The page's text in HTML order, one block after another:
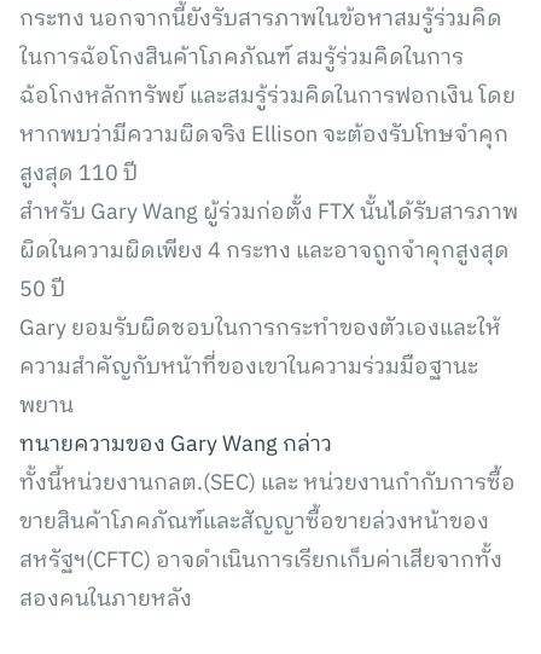
กระทง นอกจากนี้ยังรับสารภาพในข้อหาสมรู้ร่วมคิด
ในการฉ้อโกงสินค้าโภคภัณฑ์ สมรู้ร่วมคิดในการ
ฉ้อโกงหลักทรัพย์ และสมรู้ร่วมคิดในการฟอกเงิน โดย
หากพบว่ามีความผิดจริง Ellison จะต้องรับโทษจำคุก
สูงสุด 110 ปี
สำหรับ Gary Wang ผู้ร่วมก่อตั้ง FTX นั้นได้รับสารภาพ
ผิดในความผิดเพียง 4 กระทง และอาจถูกจำคุกสูงสุด
50 ปี
Gary ยอมรับผิดชอบในการกระทำของตัวเองและให้
ความสำคัญกับหน้าที่ของเขาในความร่วมมือฐานะ
พยาน
ทนายความของ Gary Wang กล่าว
ทั้งนี้หน่วยงานกลต.(SEC) และ หน่วยงานกำกับการซื้อ
ขายสินค้าโภคภัณฑ์และสัญญาซื้อขายล่วงหน้าของ
สหรัฐฯ(CFTC) อาจดำเนินการเรียกเก็บค่าเสียจากทั้ง
สองคนในภายหลัง